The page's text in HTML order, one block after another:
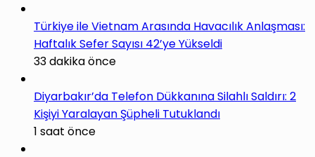
Türkiye ile Vietnam Arasında Havacılık Anlaşması:
Haftalık Sefer Sayısı 42’ye Yükseldi
33 dakika önce
Diyarbakır’da Telefon Dükkanına Silahlı Saldırı: 2
Kişiyi Yaralayan Şüpheli Tutuklandı
1 saat önce